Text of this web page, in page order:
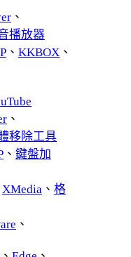
、
播放器
、 KKBOX 、
、
移除工具
、 鍵盤加
XMedia 、 格
、